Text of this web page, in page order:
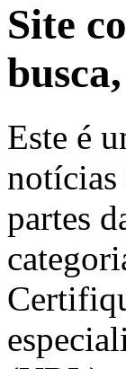
Site
Este é
notícias
partes